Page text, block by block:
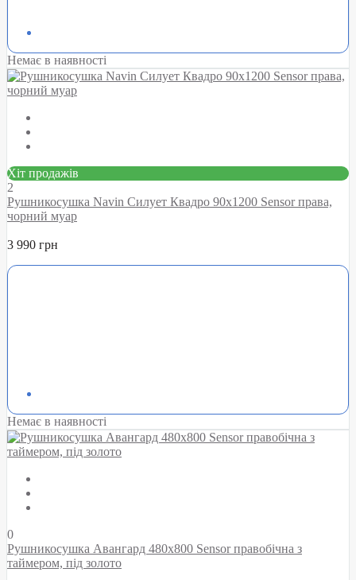
Немає в наявності
Хіт продажів
2
Рушникосушка Navin Силует Квадро 90х1200 Sensor права,
чорний муар
3 990 грн
Немає в наявності
0
Рушникосушка Авангард 480х800 Sensor правобічна з
таймером, під золото